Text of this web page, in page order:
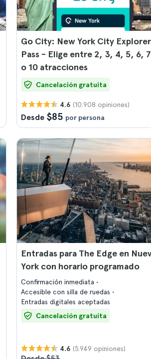
Go City: New York City Explorer
Pass - Elige entre 2, 3, 4, 5, 6, 7
o 10 atracciones
Cancelación gratuita
4.6 (10.908 opiniones)
Desde $85 por persona
Entradas para The Edge en
York con horario programado
Confirmación inmediata
Accesible con silla de ruedas
Entradas digitales aceptadas
Cancelación gratuita
4.6 (5.949 opiniones)